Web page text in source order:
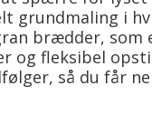
grundmaling i
brædder, som
og fleksibel
så du får